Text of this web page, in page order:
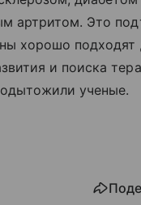
артритом. Это
хорошо подходят
и поиска
ученые.